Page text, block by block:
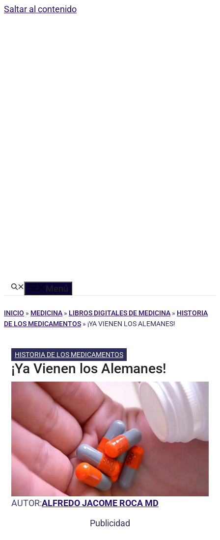
Saltar al contenido
Menú
INICIO » MEDICINA » LIBROS DIGITALES DE MEDICINA » HISTORIA
DE LOS MEDICAMENTOS » ¡YA VIENEN LOS ALEMANES!
HISTORIA DE LOS MEDICAMENTOS
¡Ya Vienen los Alemanes!
AUTOR:ALFREDO JACOME ROCA MD
Publicidad